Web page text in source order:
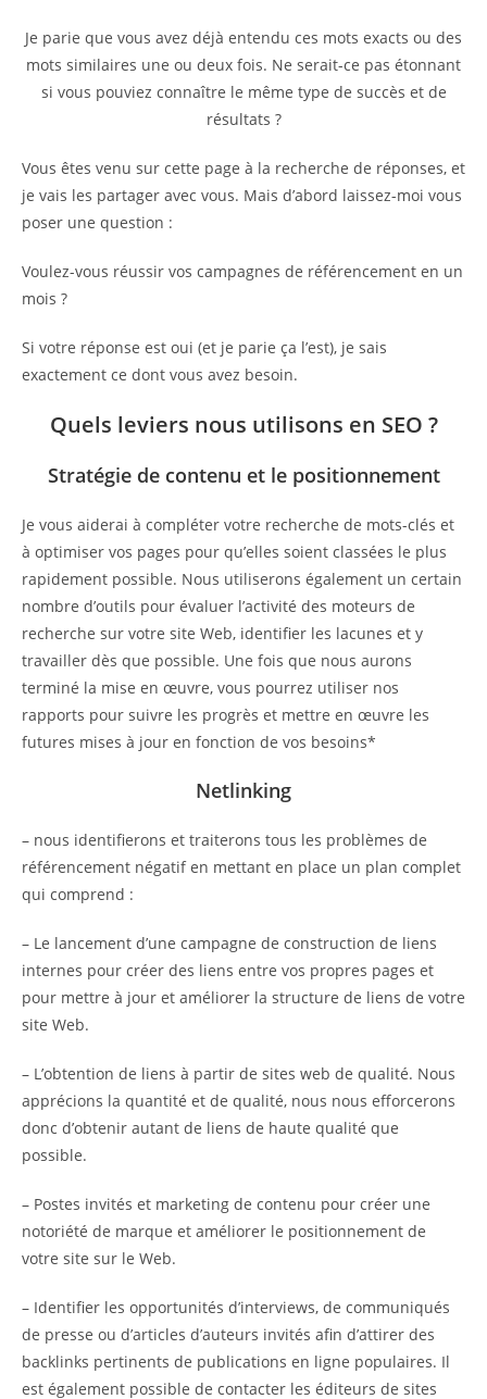
Je parie que vous avez déjà entendu ces mots exacts ou des
mots similaires une ou deux fois. Ne serait-ce pas étonnant
si vous pouviez connaître le même type de succès et de
résultats ?
Vous êtes venu sur cette page à la recherche de réponses, et
je vais les partager avec vous. Mais d’abord laissez-moi vous
poser une question :
Voulez-vous réussir vos campagnes de référencement en un
mois ?
Si votre réponse est oui (et je parie ça l’est), je sais
exactement ce dont vous avez besoin.
Quels leviers nous utilisons en SEO ?
Stratégie de contenu et le positionnement
Je vous aiderai à compléter votre recherche de mots-clés et
à optimiser vos pages pour qu’elles soient classées le plus
rapidement possible. Nous utiliserons également un certain
nombre d’outils pour évaluer l’activité des moteurs de
recherche sur votre site Web, identifier les lacunes et y
travailler dès que possible. Une fois que nous aurons
terminé la mise en œuvre, vous pourrez utiliser nos
rapports pour suivre les progrès et mettre en œuvre les
futures mises à jour en fonction de vos besoins*
Netlinking
– nous identifierons et traiterons tous les problèmes de
référencement négatif en mettant en place un plan complet
qui comprend :
– Le lancement d’une campagne de construction de liens
internes pour créer des liens entre vos propres pages et
pour mettre à jour et améliorer la structure de liens de votre
site Web.
– L’obtention de liens à partir de sites web de qualité. Nous
apprécions la quantité et de qualité, nous nous efforcerons
donc d’obtenir autant de liens de haute qualité que
possible.
– Postes invités et marketing de contenu pour créer une
notoriété de marque et améliorer le positionnement de
votre site sur le Web.
– Identifier les opportunités d’interviews, de communiqués
de presse ou d’articles d’auteurs invités afin d’attirer des
backlinks pertinents de publications en ligne populaires. Il
est également possible de contacter les éditeurs de sites